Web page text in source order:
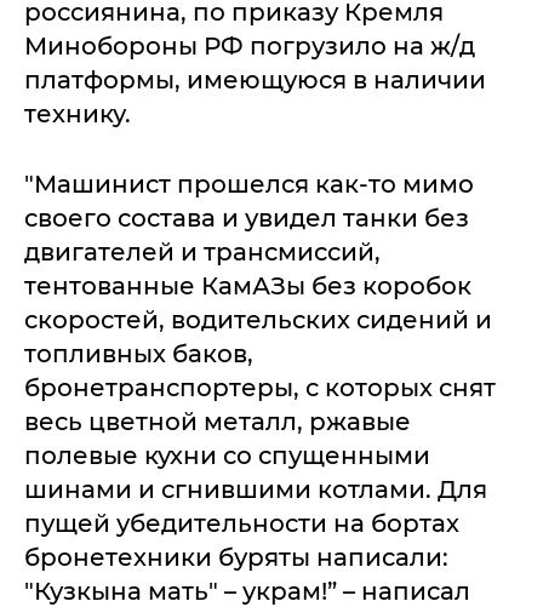
россиянина, по приказу Кремля
Минобороны РФ погрузило на ж/д
платформы, имеющуюся в наличии
технику.
"Машинист прошелся как-то мимо
своего состава и увидел танки без
двигателей и трансмиссий,
тентованные КамАЗы без коробок
скоростей, водительских сидений и
топливных баков,
бронетранспортеры, с которых снят
весь цветной металл, ржавые
полевые кухни со спущенными
шинами и сгнившими котлами. Для
пущей убедительности на бортах
бронетехники буряты написали:
"Кузкына мать" – украм!” – написал